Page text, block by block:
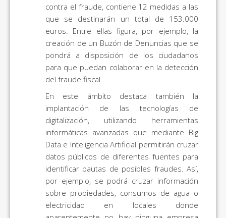
contra el fraude, contiene 12 medidas a las
que se destinarán un total de 153.000
euros. Entre ellas figura, por ejemplo, la
creación de un Buzón de Denuncias que se
pondrá a disposición de los ciudadanos
para que puedan colaborar en la detección
del fraude fiscal.
En este ámbito destaca también la
implantación de las tecnologías de
digitalización, utilizando herramientas
informáticas avanzadas que mediante Big
Data e Inteligencia Artificial permitirán cruzar
datos públicos de diferentes fuentes para
identificar pautas de posibles fraudes. Así,
por ejemplo, se podrá cruzar información
sobre propiedades, consumos de agua o
electricidad en locales donde